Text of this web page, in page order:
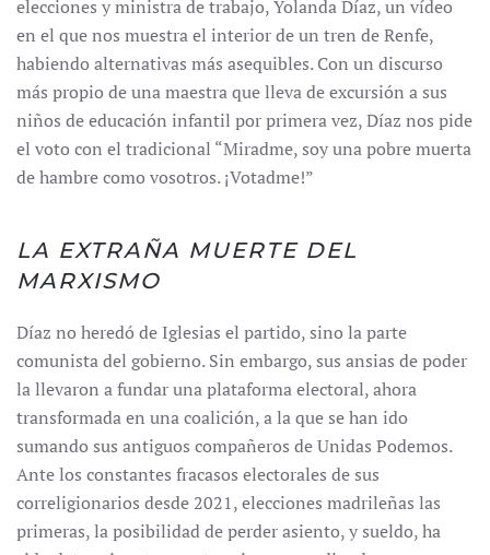
elecciones y ministra de trabajo, Yolanda Díaz, un vídeo
en el que nos muestra el interior de un tren de Renfe,
habiendo alternativas más asequibles. Con un discurso
más propio de una maestra que lleva de excursión a sus
niños de educación infantil por primera vez, Díaz nos pide
el voto con el tradicional “Miradme, soy una pobre muerta
de hambre como vosotros. ¡Votadme!”
LA EXTRAÑA MUERTE DEL
MARXISMO
Díaz no heredó de Iglesias el partido, sino la parte
comunista del gobierno. Sin embargo, sus ansias de poder
la llevaron a fundar una plataforma electoral, ahora
transformada en una coalición, a la que se han ido
sumando sus antiguos compañeros de Unidas Podemos.
Ante los constantes fracasos electorales de sus
correligionarios desde 2021, elecciones madrileñas las
primeras, la posibilidad de perder asiento, y sueldo, ha